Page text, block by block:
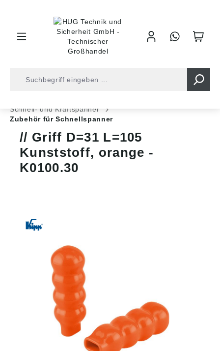
Schnell- und Kraftspanner
Zubehör für Schnellspanner
Griff D=31 L=105
Kunststoff, orange -
K0100.30